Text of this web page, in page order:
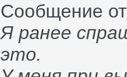
Сообщение
Я ранее
это.